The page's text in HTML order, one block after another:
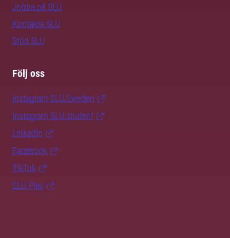
Jobba på SLU
Kontakta SLU
Stöd SLU
Följ oss
Instagram SLU.Sweden
Instagram SLU.student
LinkedIn
Facebook
TikTok
SLU Play